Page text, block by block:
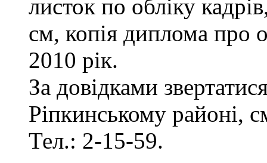
листок по обліку
см, копія диплома про
2010 рік.
За довідками
Ріпкинському районі,
Тел.: 2-15-59.